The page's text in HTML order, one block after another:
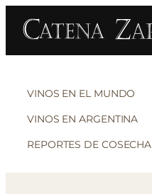
VINOS EN EL MUNDO
VINOS EN ARGENTINA
REPORTES DE COSECHA